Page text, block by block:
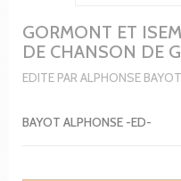
GORMONT ET
DE CHANSON DE
EDITE PAR ALPHONSE
BAYOT ALPHONSE -ED-